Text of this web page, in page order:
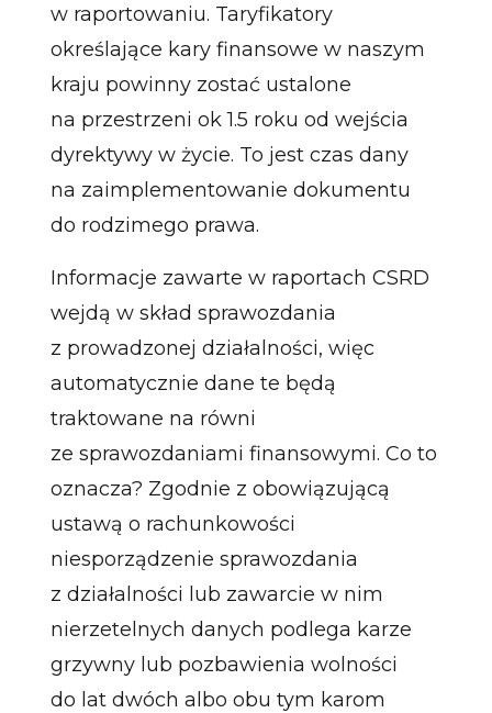
w raportowaniu. Taryfikatory
określające kary finansowe w naszym
kraju powinny zostać ustalone
na przestrzeni ok 1.5 roku od wejścia
dyrektywy w życie. To jest czas dany
na zaimplementowanie dokumentu
do rodzimego prawa.
Informacje zawarte w raportach CSRD
wejdą w skład sprawozdania
z prowadzonej działalności, więc
automatycznie dane te będą
traktowane na równi
ze sprawozdaniami finansowymi. Co to
oznacza? Zgodnie z obowiązującą
ustawą o rachunkowości
niesporządzenie sprawozdania
z działalności lub zawarcie w nim
nierzetelnych danych podlega karze
grzywny lub pozbawienia wolności
do lat dwóch albo obu tym karom